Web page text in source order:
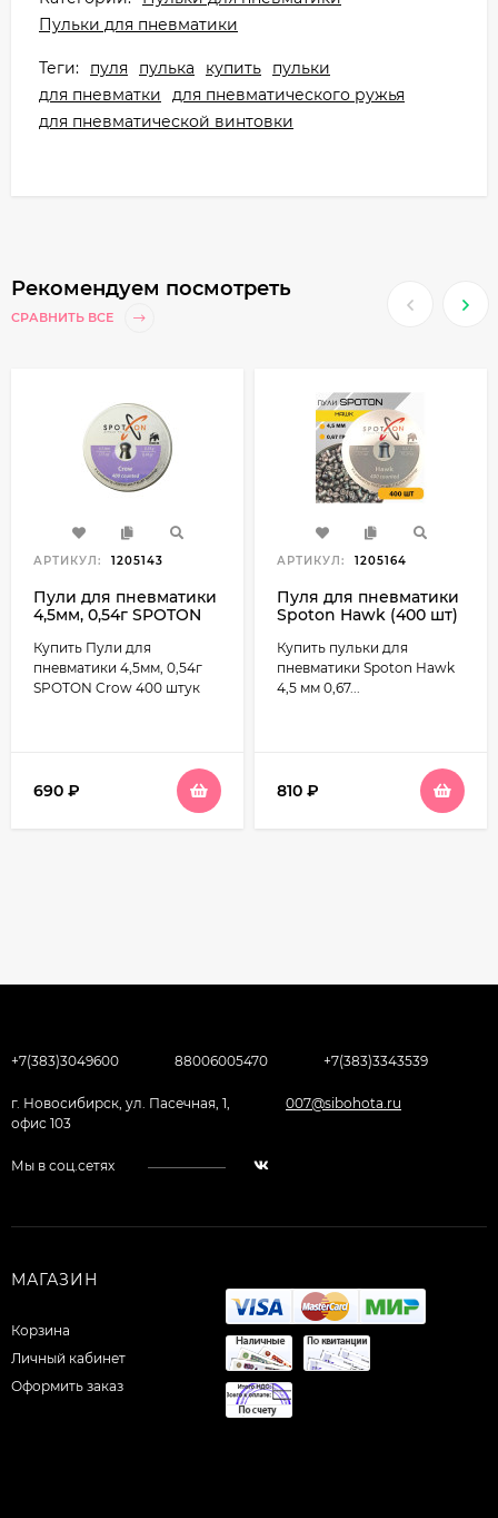
Пульки для пневматики
Теги: пуля пулька купить
пульки
для пневматки
для пневматического ружья
для пневматической винтовки
Рекомендуем посмотреть
СРАВНИТЬ ВСЕ
АРТИКУЛ: 1205143
Пули для пневматики
4,5мм, 0,54г SPOTON
Купить Пули для
пневматики 4,5мм, 0,54г
SPOTON Crow 400 штук
690 ₽
АРТИКУЛ: 1205164
Пуля для пневматики
Spoton Hawk (400 шт)
Купить пульки для
пневматики Spoton Hawk
4,5 мм 0,67...
810 ₽
+7(383)3049600 88006005470 +7(383)3343539
г. Новосибирск, ул. Пасечная, 1,
офис 103
007@sibohota.ru
Мы в соц.сетях
МАГАЗИН
Корзина
Личный кабинет
Оформить заказ